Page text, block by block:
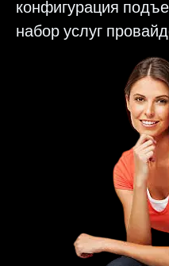
конфигурация
набор услуг